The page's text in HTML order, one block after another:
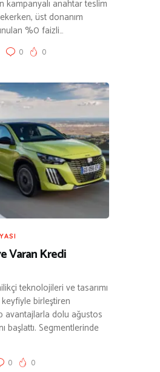
kampanyalı anahtar teslim
üst donanım
%0 faizli…
0 0
Varan Kredi
teknolojileri ve tasarımı
birleştiren
avantajlarla dolu ağustos
başlattı. Segmentlerinde
0 0